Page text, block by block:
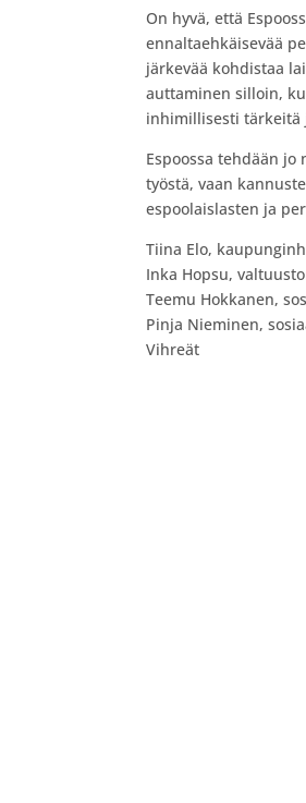
On hyvä, että
ennaltaehkäisevää
järkevää kohdistaa
auttaminen silloin,
inhimillisesti tärkeitä
Espoossa tehdään
työstä, vaan
espoolaislasten ja
Tiina Elo,
Inka Hopsu,
Teemu Hokkanen,
Pinja Nieminen,
Vihreät